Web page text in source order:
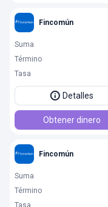
Fincomún
Suma
Término
Tasa
Detalles
Obtener dinero
Fincomún
Suma
Término
Tasa